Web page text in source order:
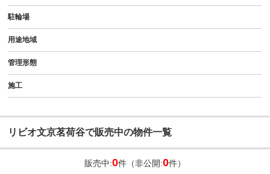
駐輪場
用途地域
管理形態
施工
リビオ文京茗荷谷で販売中の物件一覧
販売中:0件（非公開:0件）